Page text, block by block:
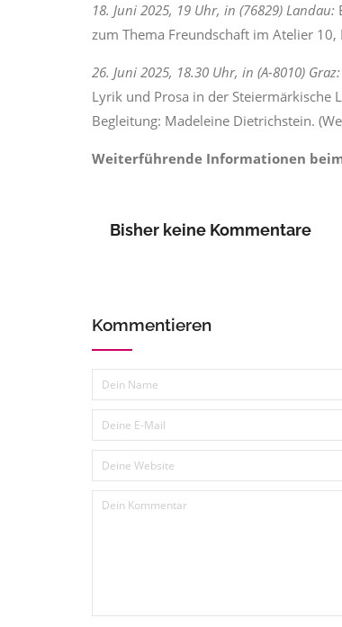
18. Juni 2025, 19 Uhr, in (76829) Landau:
zum Thema Freundschaft im Atelier
26. Juni 2025, 18.30 Uhr, in (A-8010) Graz:
Lyrik und Prosa in der Steiermärkische
Begleitung: Madeleine Dietrichstein.
Weiterführende Informationen
Bisher keine Kommentare
Kommentieren